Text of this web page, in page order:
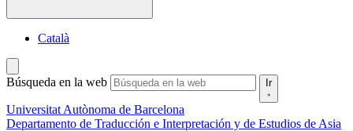
Català
Búsqueda en la web Ir
Universitat Autònoma de Barcelona
Departamento de Traducción e Interpretación y de Estudios de Asia